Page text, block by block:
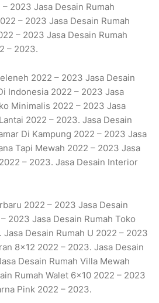
2023 Jasa Desain Rumah
– 2023 Jasa Desain Rumah
– 2023 Jasa Desain Rumah
– 2023.
2022 – 2023 Jasa Desain
Indonesia 2022 – 2023 Jasa
Minimalis 2022 – 2023 Jasa
2022 – 2023. Jasa Desain
Di Kampung 2022 – 2023 Jasa
Tapi Mewah 2022 – 2023 Jasa
– 2023. Jasa Desain Interior
2022 – 2023 Jasa Desain
2023 Jasa Desain Rumah Toko
Desain Rumah U 2022 – 2023
8×12 2022 – 2023. Jasa Desain
Desain Rumah Villa Mewah
Rumah Walet 6×10 2022 – 2023
Pink 2022 – 2023.